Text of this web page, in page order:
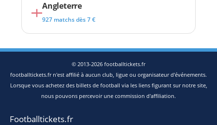
Angleterre
927 matchs dès 7 €
© 2013-2026 footballtickets.fr
footballtickets.fr n'est affilié à aucun club, ligue ou organisateur d'événements.
Lorsque vous achetez des billets de football via les liens figurant sur notre site,
nous pouvons percevoir une commission d'affiliation.
Footballtickets.fr